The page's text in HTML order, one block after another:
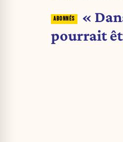
«
pourrait